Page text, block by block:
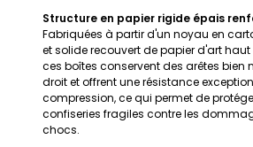
Structure en papier rigide épais
Fabriquées à partir d'un noyau en
et solide recouvert de papier d'art
ces boîtes conservent des arêtes bien
droit et offrent une résistance
compression, ce qui permet de
confiseries fragiles contre les
chocs.